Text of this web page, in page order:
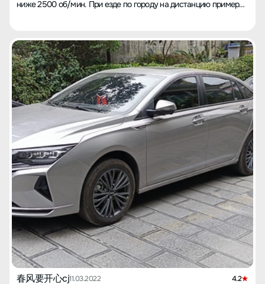
обсуждению, как тех, кто уже купил автомобиль, так и тех, кто
звуков хорошая, но шум дороги и двигателя заметен, поступает
команды плохо работают. Навигация не слишком хорошая,
иногда отключается, для коротких поездок подходит, на трассе
приходилось делать лишние километры. По сравнению с гаоде
на телефоне, недостаток навигации в подсказках и риск уйти
не туда. Третье — подвеска, она жестковата, чувствуются
неровности дороги. Четвертое — освещение, ближний свет
приемлемый, дальний ощутимого эффекта не дает, сегодня
пытался отрегулировать, но отвертка упала в бачок
стеклоомывателя, в самый неудачный момент, причём это
случилось в тёмную ночь — желаю удачи себе на завтра в
решении проблемы. 【Опыт покупки】 Пользователь с
предоплатой без возврата, недавно окончил учебу, перед
выпуском получил водительское удостоверение, без единой
копейки планировал покупку. Ежедневно просматривал
информацию о машинах, никак не мог определиться между
новыми и подержанными машинами, но потом узнал об этой
модели, она показалась подходящей, и предоплата делала
предложение привлекательным, долго думал, вносить ли
депозит. В процессе посетил дилера, но названная цена
заставила задуматься. Позже выяснил, что можно приобрести
через Сунин, потребовалось время для раздумий, и, наконец, в
августе оформил на покупку, планировал забрать машину в
конце года. Несмотря на изменения, 25 декабря разместил
заказ, ожидал машину через два месяца, деньги на тот момент
ниже 2500 об/мин. При езде по городу на дистанцию примерно
период, при езде на короткие расстояния менее 7 км с
пробками, расход может достигать 12-16 литров. Поговорим об
внешнем виде. Длина машины составляет более 4,8 метров,
что придаёт ей стиль B-класса. Её почти плоская волнистая
линия создает ощущение высокого уровня, задняя часть
многослойная и хорошо выглядывает, однако не так красива,
как у Mercedes C-класса. Отдельно заслуживает упоминания
передняя часть, которая вызывает недовольство. В ней
отсутствует дизайнерская концепция, решетка воздухозабора
выполнена в простом и агрессивном стиле с крупной точечной
структурой, без уровней, без блестящих элементов. Боковой
вид не имеет модного сейчас резкого разреза, он круглый и не
привлекает внимание. На контрасте, передние части
автомобилей таких моделей, как Star Ri, Besturn B70 и Shadow
Panther, выглядят значительно лучше. Однако недавно у другой
марки появилась машина с такой же структурой передней
части, но еще менее привлекательная, так что мой MAX
выглядит чуть более сносно. Диски кажутся немного
маловатыми, а если бы ось была длиннее, выглядело бы
гораздо эффектнее — небольшое разочарование. Двигатель,
если не задействуется турбина при старте, может показаться
немного вялым, как атмосферный мотор, но, как только
обороты превысят 2500, турбина вступает в действие и
устраняет вялость передней передачи, создавая лёгкий толчок
春风要开心cj11.03.2022 4.2